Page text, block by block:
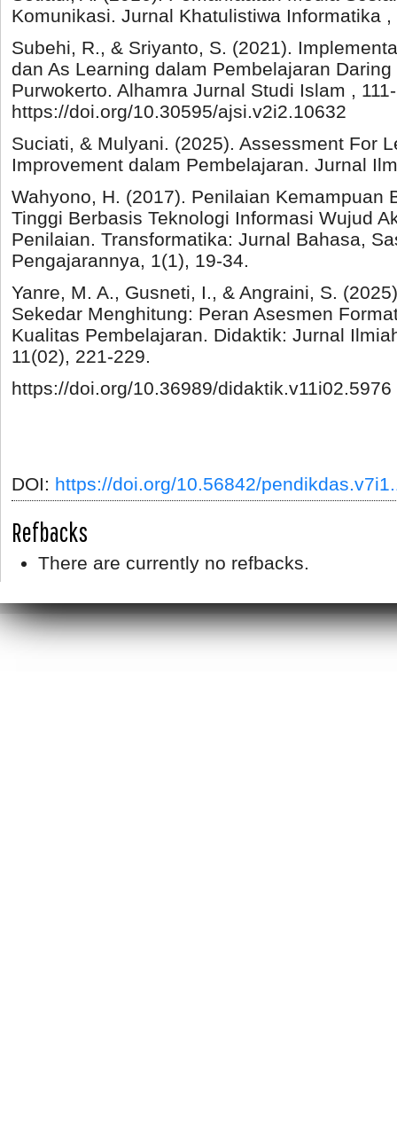
Komunikasi. Jurnal Khatulistiwa Informatika
Subehi, R., & Sriyanto, S. (2021).
dan As Learning dalam Pembelajaran Daring
Purwokerto. Alhamra Jurnal Studi Islam ,
https://doi.org/10.30595/ajsi.v2i2.10632
Suciati, & Mulyani. (2025). Assessment For
Improvement dalam Pembelajaran. Jurnal
Wahyono, H. (2017). Penilaian Kemampuan
Tinggi Berbasis Teknologi Informasi Wujud
Penilaian. Transformatika: Jurnal Bahasa,
Pengajarannya, 1(1), 19-34.
Yanre, M. A., Gusneti, I., & Angraini, S.
Sekedar Menghitung: Peran Asesmen
Kualitas Pembelajaran. Didaktik: Jurnal
11(02), 221-229.
https://doi.org/10.36989/didaktik.v11i02.5976
DOI: https://doi.org/10.56842/
Refbacks
There are currently no refbacks.